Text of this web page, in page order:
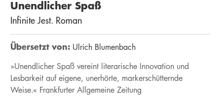
Unendlicher Spaß
Infinite Jest. Roman
Übersetzt von: Ulrich Blumenbach
»Unendlicher Spaß vereint literarische Innovation und
Lesbarkeit auf eigene, unerhörte, markerschütternde
Weise.« Frankfurter Allgemeine Zeitung